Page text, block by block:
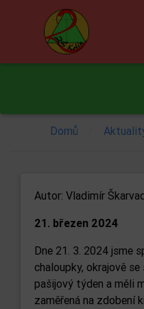
Domů
Autor: Vladimír
21. březen 2024
Dne 21. 3. 2024 jsme
chaloupky, okrajově
pašijový týden a měli
zaměřená na zdobení